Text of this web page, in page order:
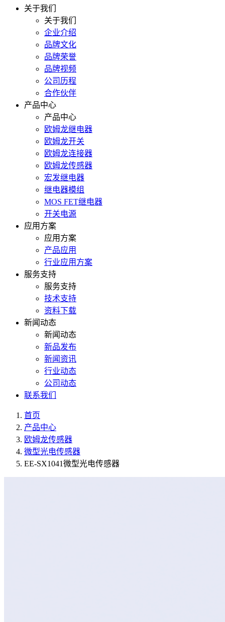
关于我们
关于我们
企业介绍
品牌文化
品牌荣誉
品牌视频
公司历程
合作伙伴
产品中心
产品中心
欧姆龙继电器
欧姆龙开关
欧姆龙连接器
欧姆龙传感器
宏发继电器
继电器模组
MOS FET继电器
开关电源
应用方案
应用方案
产品应用
行业应用方案
服务支持
服务支持
技术支持
资料下载
新闻动态
新闻动态
新品发布
新闻资讯
行业动态
公司动态
联系我们
首页
产品中心
欧姆龙传感器
微型光电传感器
EE-SX1041微型光电传感器